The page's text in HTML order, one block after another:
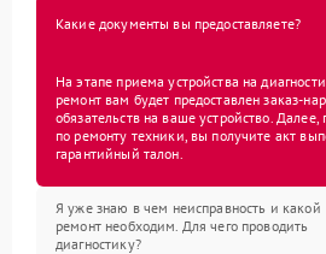
Какие документы вы предоставляете?
На этапе приема устройства на
ремонт вам будет предоставлен заказ-
обязательств на ваше устройство.
по ремонту техники, вы получите акт
гарантийный талон.
Я уже знаю в чем неисправность и какой
ремонт необходим. Для чего проводить
диагностику?